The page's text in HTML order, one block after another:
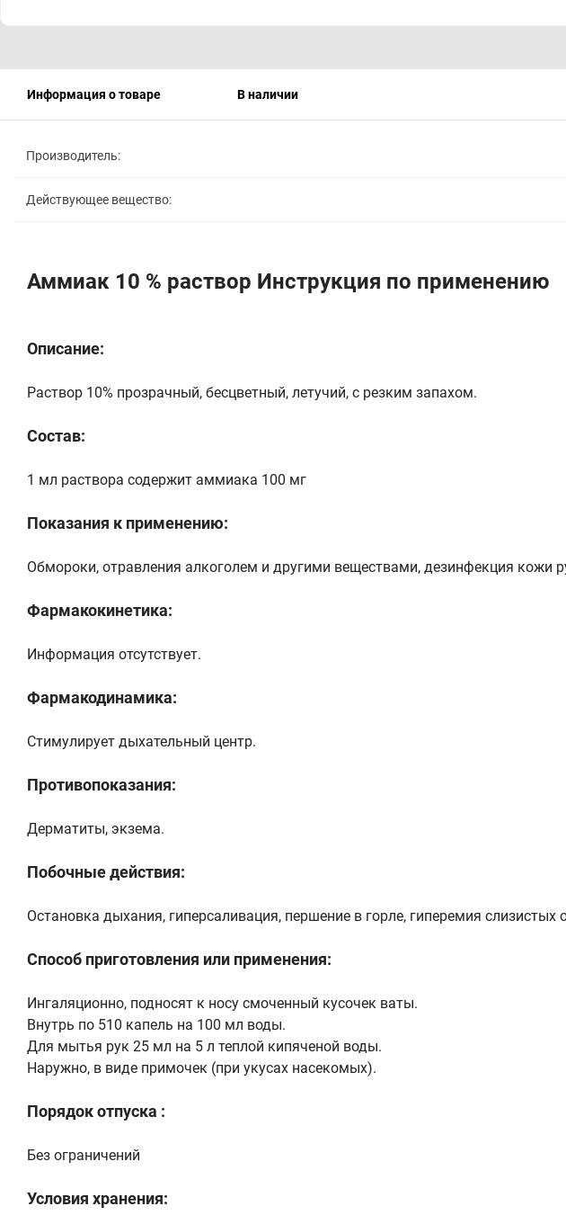
Информация о товаре В наличии
Производитель:
Действующее вещество:
Аммиак 10 % раствор Инструкция по применению
Описание:
Раствор 10% прозрачный, бесцветный, летучий, с резким запахом.
Состав:
1 мл раствора содержит аммиака 100 мг
Показания к применению:
Обмороки, отравления алкоголем и другими веществами, дезинфекция кожи
Фармакокинетика:
Информация отсутствует.
Фармакодинамика:
Стимулирует дыхательный центр.
Противопоказания:
Дерматиты, экзема.
Побочные действия:
Остановка дыхания, гиперсаливация, першение в горле, гиперемия
Способ приготовления или применения:
Ингаляционно, подносят к носу смоченный кусочек ваты.
Внутрь по 510 капель на 100 мл воды.
Для мытья рук 25 мл на 5 л теплой кипяченой воды.
Наружно, в виде примочек (при укусах насекомых).
Порядок отпуска :
Без ограничений
Условия хранения: